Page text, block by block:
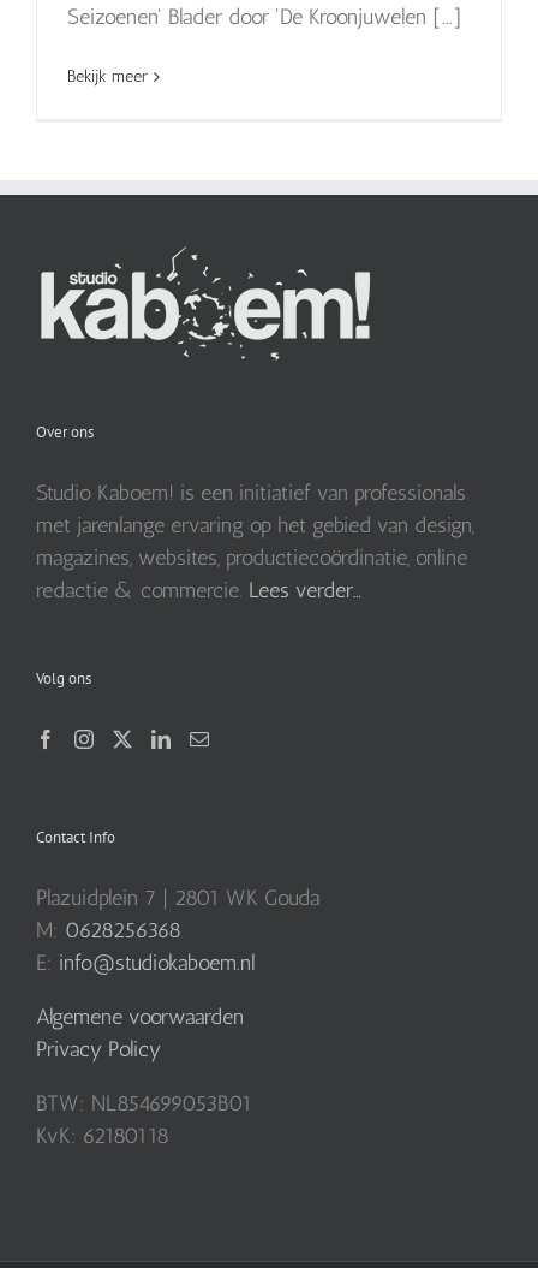
Seizoenen' Blader door 'De Kroonjuwelen [...]
Bekijk meer
Over ons
Studio Kaboem! is een initiatief van professionals
met jarenlange ervaring op het gebied van design,
magazines, websites, productiecoördinatie, online
redactie & commercie. Lees verder…
Volg ons
Contact Info
Plazuidplein 7 | 2801 WK Gouda
M: 0628256368
E: info@studiokaboem.nl
Algemene voorwaarden
Privacy Policy
BTW: NL854699053B01
KvK: 62180118